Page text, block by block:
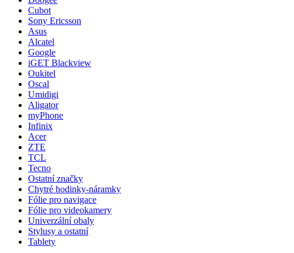
Cubot
Sony Ericsson
Asus
Alcatel
Google
iGET Blackview
Oukitel
Oscal
Umidigi
Aligator
myPhone
Infinix
Acer
ZTE
TCL
Tecno
Ostatní značky
Chytré hodinky-náramky
Fólie pro navigace
Fólie pro videokamery
Univerzální obaly
Stylusy a ostatní
Tablety